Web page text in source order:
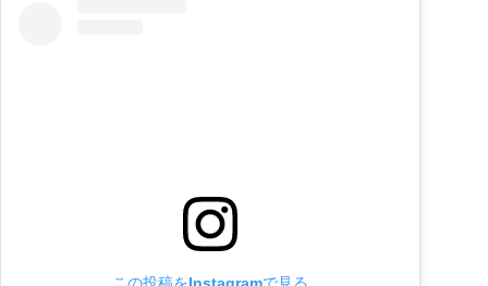
この投稿をInstagramで見る